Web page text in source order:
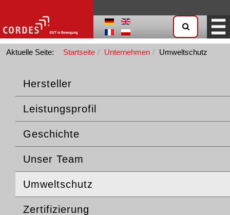
Aktuelle Seite: Startseite Unternehmen Umweltschutz
Hersteller
Leistungsprofil
Geschichte
Unser Team
Umweltschutz
Zertifizierung